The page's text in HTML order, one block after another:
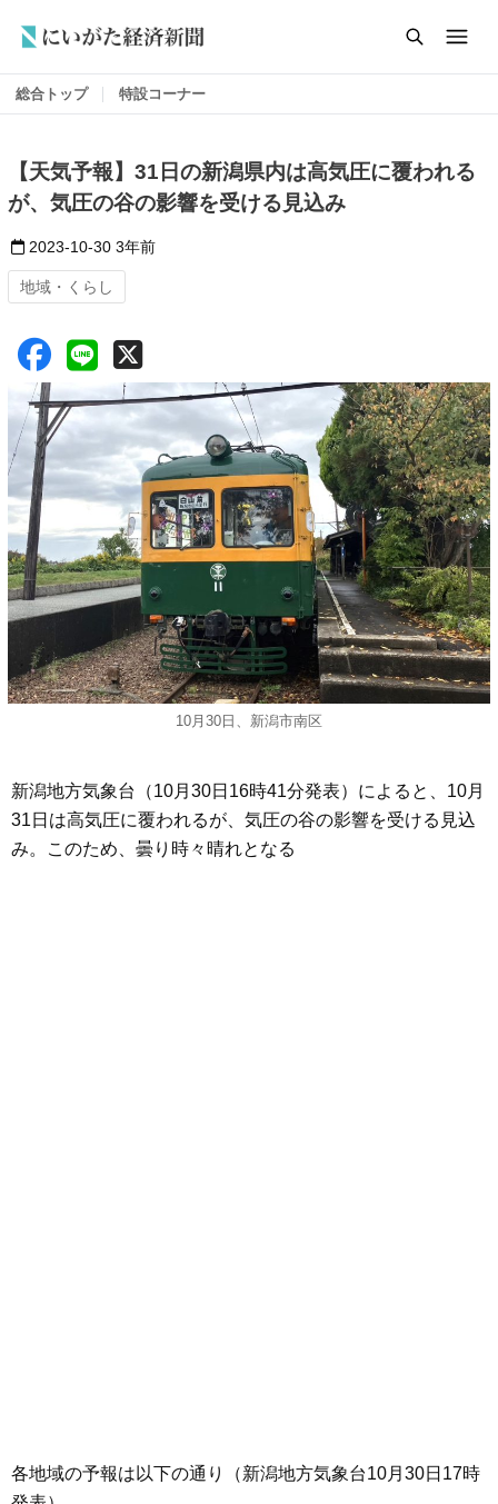
総合トップ 特設コーナー
【天気予報】31日の新潟県内は高気圧に覆われる
が、気圧の谷の影響を受ける見込み
2023-10-30 3年前
地域・くらし
10月30日、新潟市南区
新潟地方気象台（10月30日16時41分発表）によると、10月
31日は高気圧に覆われるが、気圧の谷の影響を受ける見込
み。このため、曇り時々晴れとなる
各地域の予報は以下の通り（新潟地方気象台10月30日17時